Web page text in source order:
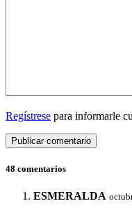
Regístrese para informarle
48 comentarios
ESMERALDA